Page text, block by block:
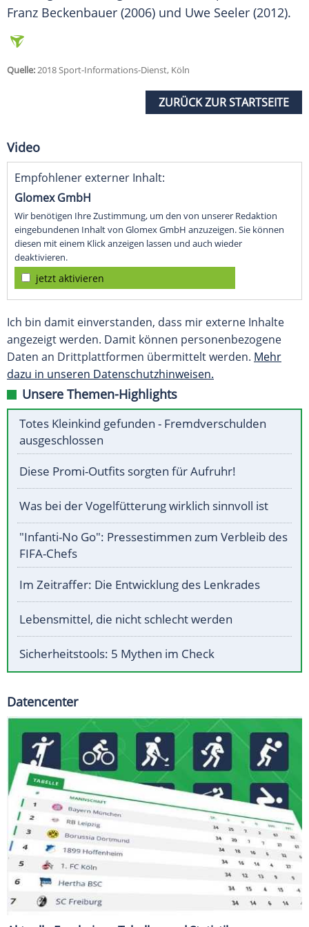
Franz Beckenbauer (2006) und Uwe Seeler (2012).
Quelle:2018 Sport-Informations-Dienst, Köln
ZURÜCK ZUR STARTSEITE
Video
Empfohlener externer Inhalt:
Glomex GmbH
Wir benötigen Ihre Zustimmung, um den von unserer Redaktion
eingebundenen Inhalt von Glomex GmbH anzuzeigen. Sie können
diesen mit einem Klick anzeigen lassen und auch wieder
deaktivieren.
jetzt aktivieren
Ich bin damit einverstanden, dass mir externe Inhalte
angezeigt werden. Damit können personenbezogene
Daten an Drittplattformen übermittelt werden. Mehr
dazu in unseren Datenschutzhinweisen.
Unsere Themen-Highlights
Totes Kleinkind gefunden - Fremdverschulden
ausgeschlossen
Diese Promi-Outfits sorgten für Aufruhr!
Was bei der Vogelfütterung wirklich sinnvoll ist
"Infanti-No Go": Pressestimmen zum Verbleib des
FIFA-Chefs
Im Zeitraffer: Die Entwicklung des Lenkrades
Lebensmittel, die nicht schlecht werden
Sicherheitstools: 5 Mythen im Check
Datencenter